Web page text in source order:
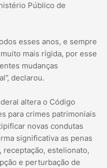
Público de
esses anos, e sempre
mais rígida, por esse
mudanças
declarou.
altera o Código
para crimes patrimoniais
novas condutas
significativa as penas
estelionato,
e perturbação de